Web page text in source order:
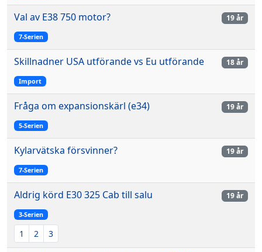
Val av E38 750 motor?
7-Serien
19 år
Skillnadner USA utförande vs Eu utförande
Import
18 år
Fråga om expansionskärl (e34)
5-Serien
19 år
Kylarvätska försvinner?
7-Serien
19 år
Aldrig körd E30 325 Cab till salu
3-Serien
1 2 3
19 år